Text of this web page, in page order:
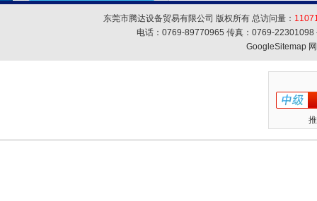
东莞市腾达设备贸易有限公司 版权所有 总访问量：
电话：0769-89770965 传真：0769-
GoogleSitemap网